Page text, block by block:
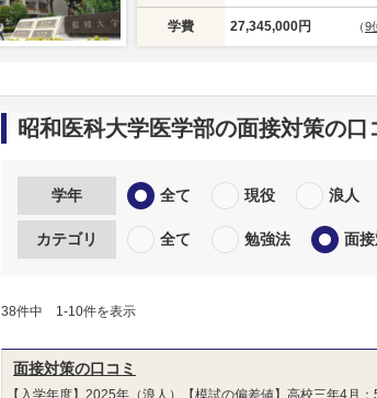
学費 27,345,000円 （9
昭和医科大学医学部の面接対策の口
学年 全て 現役 浪人
カテゴリ 全て 勉強法 面
38件中 1-10件を表示
面接対策の口コミ
【入学年度】2025年（浪人）【模試の偏差値】高校三年4月